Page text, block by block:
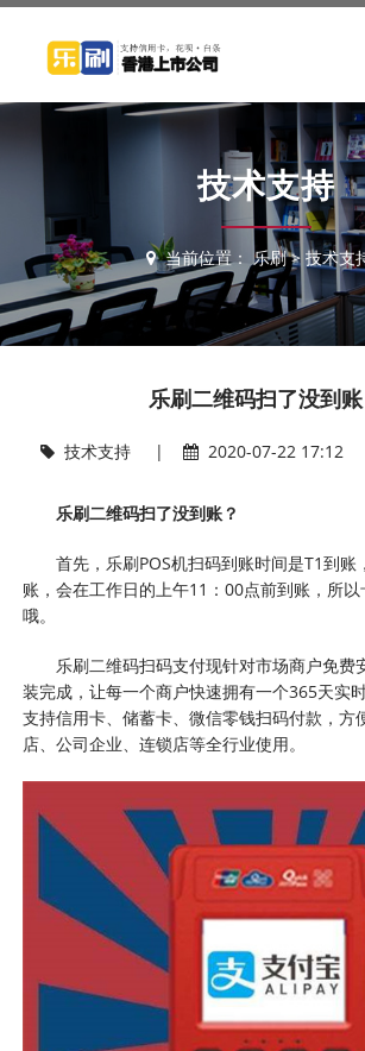
技术支持
当前位置： 乐刷> 技术支
乐刷二维码扫了没到账
技术支持| 2020-07-22
乐刷二维码扫了没到账？
首先，乐刷POS机扫码到账时间是T1到账
账，会在工作日的上午11：00点前到账，所
哦。
乐刷二维码扫码支付现针对市场商户免费
装完成，让每一个商户快速拥有一个365天实时
支持信用卡、储蓄卡、微信零钱扫码付款，方
店、公司企业、连锁店等全行业使用。